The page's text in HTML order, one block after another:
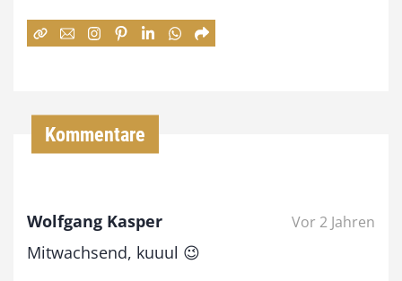
:
b
Kommentare
Wolfgang Kasper Vor 2 Jahren
Mitwachsend, kuuul 😉